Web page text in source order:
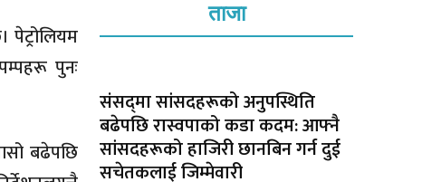
पुनः
बढेपछि
ताजा
संसद्‌मा सांसदहरूको अनुपस्थिति
बढेपछि रास्वपाको कडा कदम: आफ्नै
सांसदहरूको हाजिरी छानबिन गर्न दुई
सचेतकलाई जिम्मेवारी